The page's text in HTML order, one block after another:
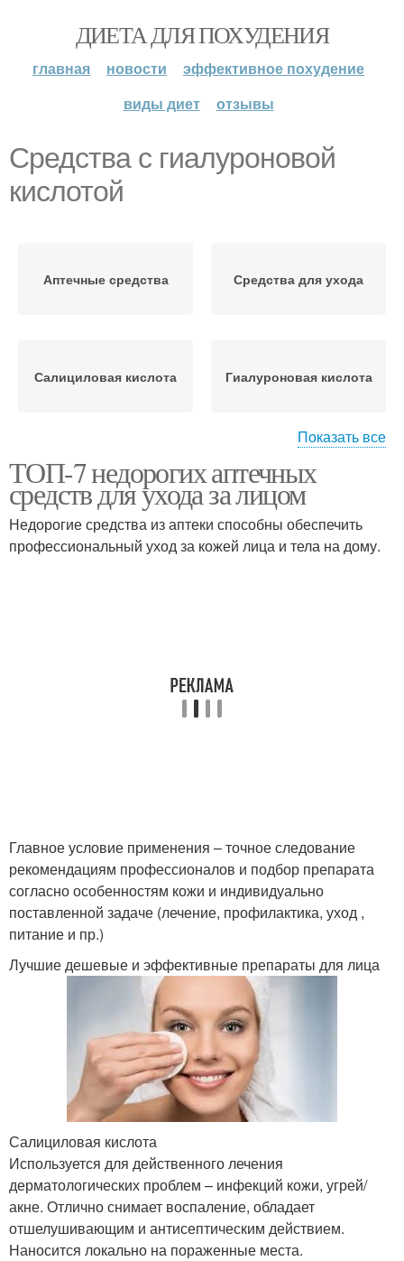
ДИЕТА ДЛЯ ПОХУДЕНИЯ
главная новости
эффективное похудение
виды диет
отзывы
Средства с гиалуроновой
кислотой
Аптечные средства Средства для ухода
Салициловая кислота Гиалуроновая кислота
Средства от дряблой
кожи
увлажнения
Показать все
ТОП-7 недорогих аптечных
средств для ухода за лицом
Недорогие средства из аптеки способны обеспечить
профессиональный уход за кожей лица и тела на дому.
Главное условие применения – точное следование
рекомендациям профессионалов и подбор препарата
согласно особенностям кожи и индивидуально
поставленной задаче (лечение, профилактика, уход ,
питание и пр.)
Лучшие дешевые и эффективные препараты для лица
Салициловая кислота
Используется для действенного лечения
дерматологических проблем – инфекций кожи, угрей/
акне. Отлично снимает воспаление, обладает
отшелушивающим и антисептическим действием.
Наносится локально на пораженные места.